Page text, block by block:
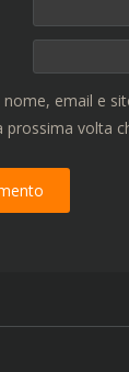
nome, email e
prossima volta